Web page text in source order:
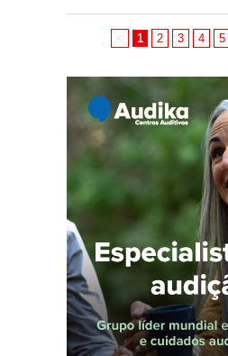
< 1 2 3 4 5